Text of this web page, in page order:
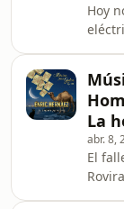
erigir
de
nos
Hoy
"Live
el
una
La
abr. 8,
El